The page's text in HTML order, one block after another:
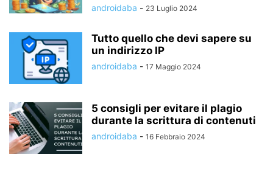
androidaba - 23 Luglio 2024
Tutto quello che devi sapere su
un indirizzo IP
androidaba - 17 Maggio 2024
5 consigli per evitare il plagio
durante la scrittura di contenuti
androidaba - 16 Febbraio 2024